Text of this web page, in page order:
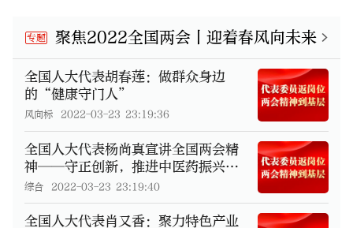
专题 聚焦2022全国两会丨迎着春风向未来
全国人大代表胡春莲：做群众身边
的“健康守门人”
风向标 2022-03-23 23:19:36
全国人大代表杨尚真宣讲全国两会精
神——守正创新，推进中医药振兴发
展
综合 2022-03-23 23:19:40
全国人大代表肖又香：聚力特色产业